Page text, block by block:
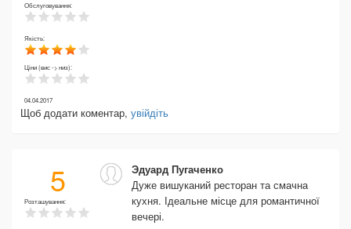
Обслуговування:
Якість:
Ціни (вис -> низ):
04.04.2017
Щоб додати коментар, увійдіть
5
Розташування:
Эдуард Пугаченко
Дуже вишуканий ресторан та смачна
кухня. Ідеальне місце для романтичної
вечері.